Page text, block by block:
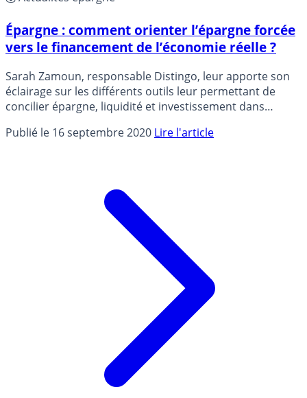
Épargne : comment orienter l’épargne forcée
vers le financement de l’économie réelle ?
Sarah Zamoun, responsable Distingo, leur apporte son
éclairage sur les différents outils leur permettant de
concilier épargne, liquidité et investissement dans
Publié le 16 septembre 2020 Lire l'article